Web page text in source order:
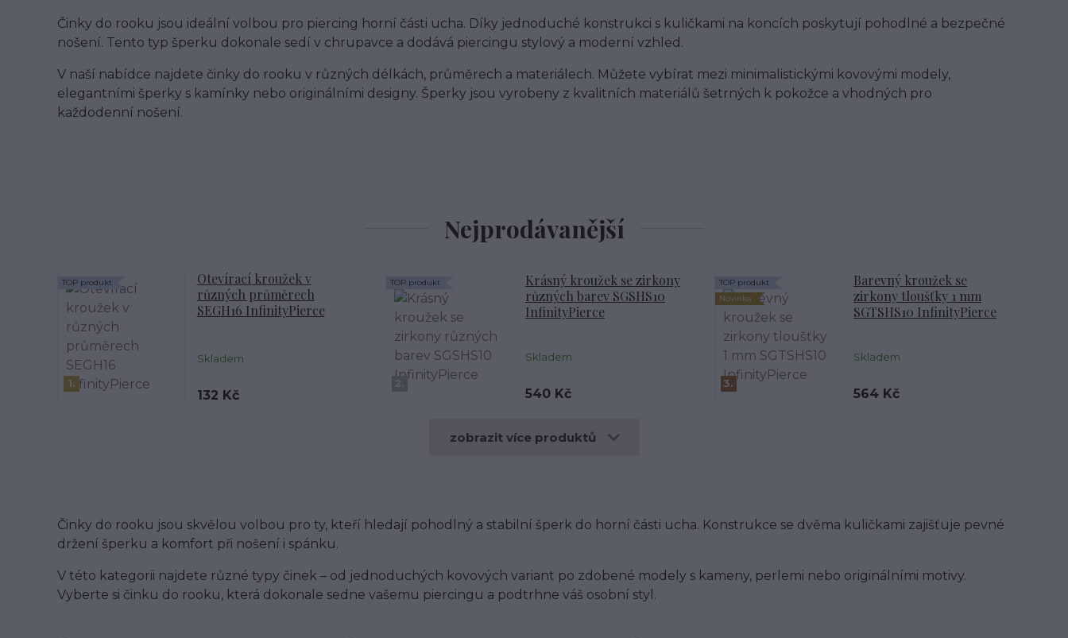
Činky do rooku jsou ideální volbou pro piercing horní části ucha. Díky jednoduché konstrukci s kuličkami na koncích poskytují pohodlné a bezpečné
nošení. Tento typ šperku dokonale sedí v chrupavce a dodává piercingu stylový a moderní vzhled.
V naší nabídce najdete činky do rooku v různých délkách, průměrech a materiálech. Můžete vybírat mezi minimalistickými kovovými modely,
elegantními šperky s kamínky nebo originálními designy. Šperky jsou vyrobeny z kvalitních materiálů šetrných k pokožce a vhodných pro
každodenní nošení.
Nejprodávanější
1.
Otevírací kroužek v
různých průměrech
SEGH16 InfinityPierce
Skladem
TOP produkt
132 Kč
Krásný kroužek se zirkony
různých barev SGSHS10
InfinityPierce
Skladem
TOP produkt
540 Kč
3.
Barevný kroužek se
zirkony tloušťky 1 mm
SGTSHS10 InfinityPierce
Skladem
TOP produkt
Novinka
564 Kč
zobrazit více produktů
Činky do rooku jsou skvělou volbou pro ty, kteří hledají pohodlný a stabilní šperk do horní části ucha. Konstrukce se dvěma kuličkami zajišťuje pevné
držení šperku a komfort při nošení i spánku.
V této kategorii najdete různé typy činek – od jednoduchých kovových variant po zdobené modely s kameny, perlemi nebo originálními motivy.
Vyberte si činku do rooku, která dokonale sedne vašemu piercingu a podtrhne váš osobní styl.